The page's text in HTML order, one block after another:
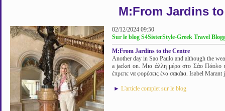
M:From Jardins
02/12/2024 09:50
Sur le blog S4SisterStyle-Greek Travel
M:From Jardins to the Centre
Another day in Sao Paulo and although the
a jacket on. Μια άλλη μέρα στο Σάο Πάολο
έπρεπε να φορέσεις ένα σακάκι. Isabel
► L'article complet sur le blog